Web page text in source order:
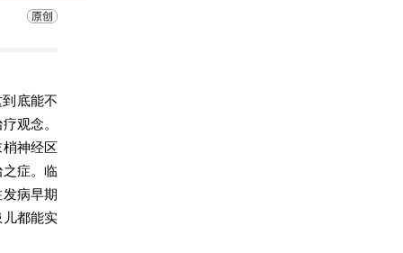
底能不
观念。
神经区
症。临
病早期
都能实